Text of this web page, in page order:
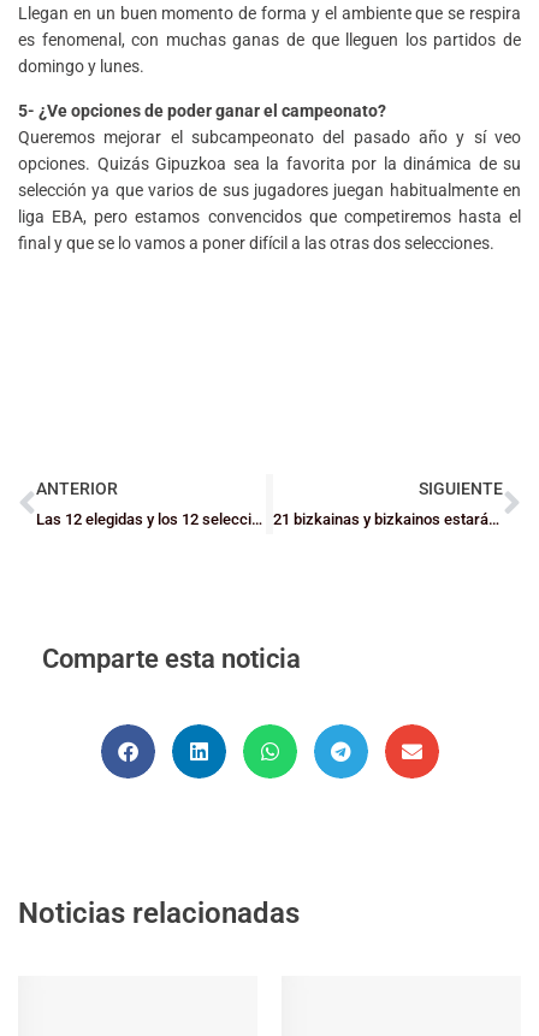
Llegan en un buen momento de forma y el ambiente que se respira
es fenomenal, con muchas ganas de que lleguen los partidos de
domingo y lunes.
5- ¿Ve opciones de poder ganar el campeonato?
Queremos mejorar el subcampeonato del pasado año y sí veo
opciones. Quizás Gipuzkoa sea la favorita por la dinámica de su
selección ya que varios de sus jugadores juegan habitualmente en
liga EBA, pero estamos convencidos que competiremos hasta el
final y que se lo vamos a poner difícil a las otras dos selecciones.
ANTERIOR
Las 12 elegidas y los 12 seleccionados para las Júniors de Bizkaia de cara al Campeonato de Euskadi
SIGUIENTE
21 bizkainas y bizkainos estarán en los amistosos de Euskadi
Comparte esta noticia
Noticias relacionadas